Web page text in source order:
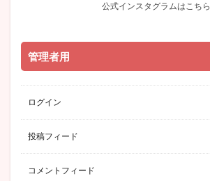
公式インスタグラムはこちら
管理者用
ログイン
投稿フィード
コメントフィード